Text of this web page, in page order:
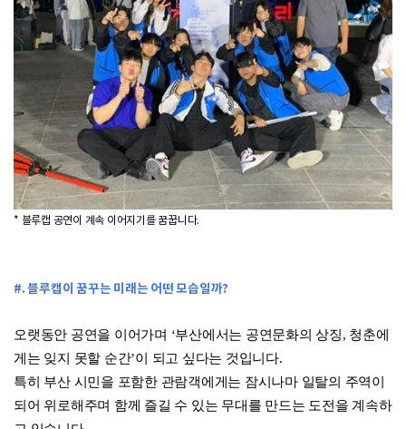
* 블루캡 공연이 계속 이어지기를 꿈꿉니다.
#. 블루캡이 꿈꾸는 미래는 어떤 모습일까?
오랫동안 공연을 이어가며 ‘부산에서는 공연문화의 상징, 청춘에
게는 잊지 못할 순간’이 되고 싶다는 것입니다.
특히 부산 시민을 포함한 관람객에게는 잠시나마 일탈의 주역이
되어 위로해주며 함께 즐길 수 있는 무대를 만드는 도전을 계속하